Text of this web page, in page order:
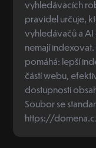
vyhledávacích
pravidel určuje,
vyhledávačů a
nemají
pomáhá: lepší
částí webu,
dostupnosti
Soubor se
https://